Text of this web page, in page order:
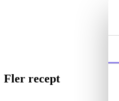
Fler recept